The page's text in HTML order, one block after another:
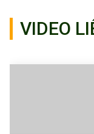
VIDEO